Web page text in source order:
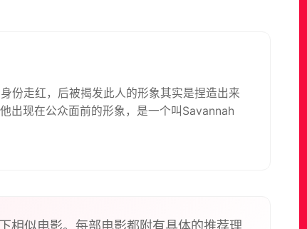
份走红，后被揭发此人的形象其实是捏造出来
出现在公众面前的形象，是一个叫Savannah
相似电影。每部电影都附有具体的推荐理